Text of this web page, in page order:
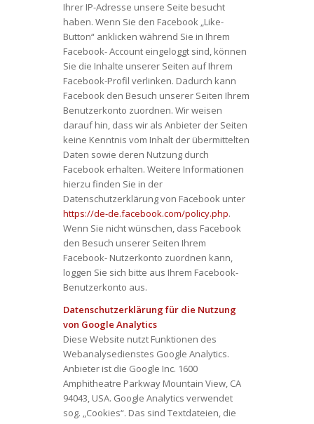
Ihrer IP-Adresse unsere Seite besucht
haben. Wenn Sie den Facebook „Like-
Button“ anklicken während Sie in Ihrem
Facebook- Account eingeloggt sind, können
Sie die Inhalte unserer Seiten auf Ihrem
Facebook-Profil verlinken. Dadurch kann
Facebook den Besuch unserer Seiten Ihrem
Benutzerkonto zuordnen. Wir weisen
darauf hin, dass wir als Anbieter der Seiten
keine Kenntnis vom Inhalt der übermittelten
Daten sowie deren Nutzung durch
Facebook erhalten. Weitere Informationen
hierzu finden Sie in der
Datenschutzerklärung von Facebook unter
https://de-de.facebook.com/policy.php.
Wenn Sie nicht wünschen, dass Facebook
den Besuch unserer Seiten Ihrem
Facebook- Nutzerkonto zuordnen kann,
loggen Sie sich bitte aus Ihrem Facebook-
Benutzerkonto aus.
Datenschutzerklärung für die Nutzung
von Google Analytics
Diese Website nutzt Funktionen des
Webanalysedienstes Google Analytics.
Anbieter ist die Google Inc. 1600
Amphitheatre Parkway Mountain View, CA
94043, USA. Google Analytics verwendet
sog. „Cookies“. Das sind Textdateien, die